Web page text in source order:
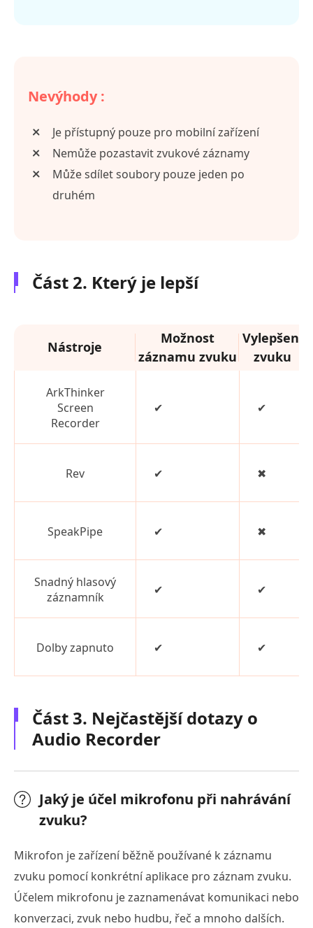
Nevýhody :
Je přístupný pouze pro mobilní zařízení
Nemůže pozastavit zvukové záznamy
Může sdílet soubory pouze jeden po
druhém
Část 2. Který je lepší
Nástroje
Možnost
záznamu zvuku
Vylepšení
zvuku
ArkThinker
Screen
Recorder
✔ ✔
Rev ✔ ✖
SpeakPipe ✔ ✖
Snadný hlasový
záznamník
✔ ✔
Dolby zapnuto ✔ ✔
Část 3. Nejčastější dotazy o
Audio Recorder
Jaký je účel mikrofonu při nahrávání
zvuku?
Mikrofon je zařízení běžně používané k záznamu
zvuku pomocí konkrétní aplikace pro záznam zvuku.
Účelem mikrofonu je zaznamenávat komunikaci nebo
konverzaci, zvuk nebo hudbu, řeč a mnoho dalších.